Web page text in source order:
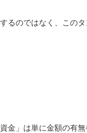
るのではなく、この
金」は単に金額の有